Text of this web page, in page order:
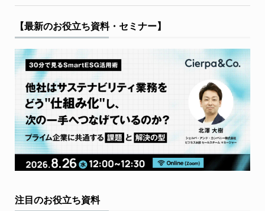
【最新のお役立ち資料・セミナー】
注目のお役立ち資料